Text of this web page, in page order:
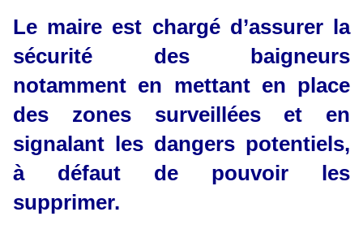
Le maire est chargé d’assurer la
sécurité des baigneurs
notamment en mettant en place
des zones surveillées et en
signalant les dangers potentiels,
à défaut de pouvoir les
supprimer.